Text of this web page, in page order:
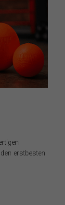
erstbesten